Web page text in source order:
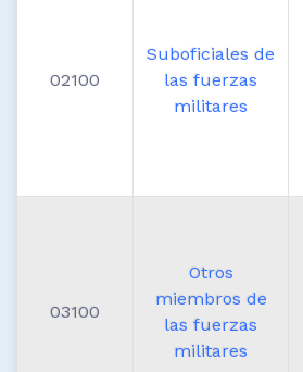
02100
Suboficiales de
las fuerzas
militares
03100
Otros
miembros de
las fuerzas
militares